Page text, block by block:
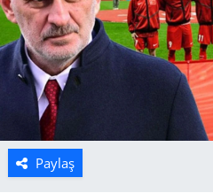
Paylaş